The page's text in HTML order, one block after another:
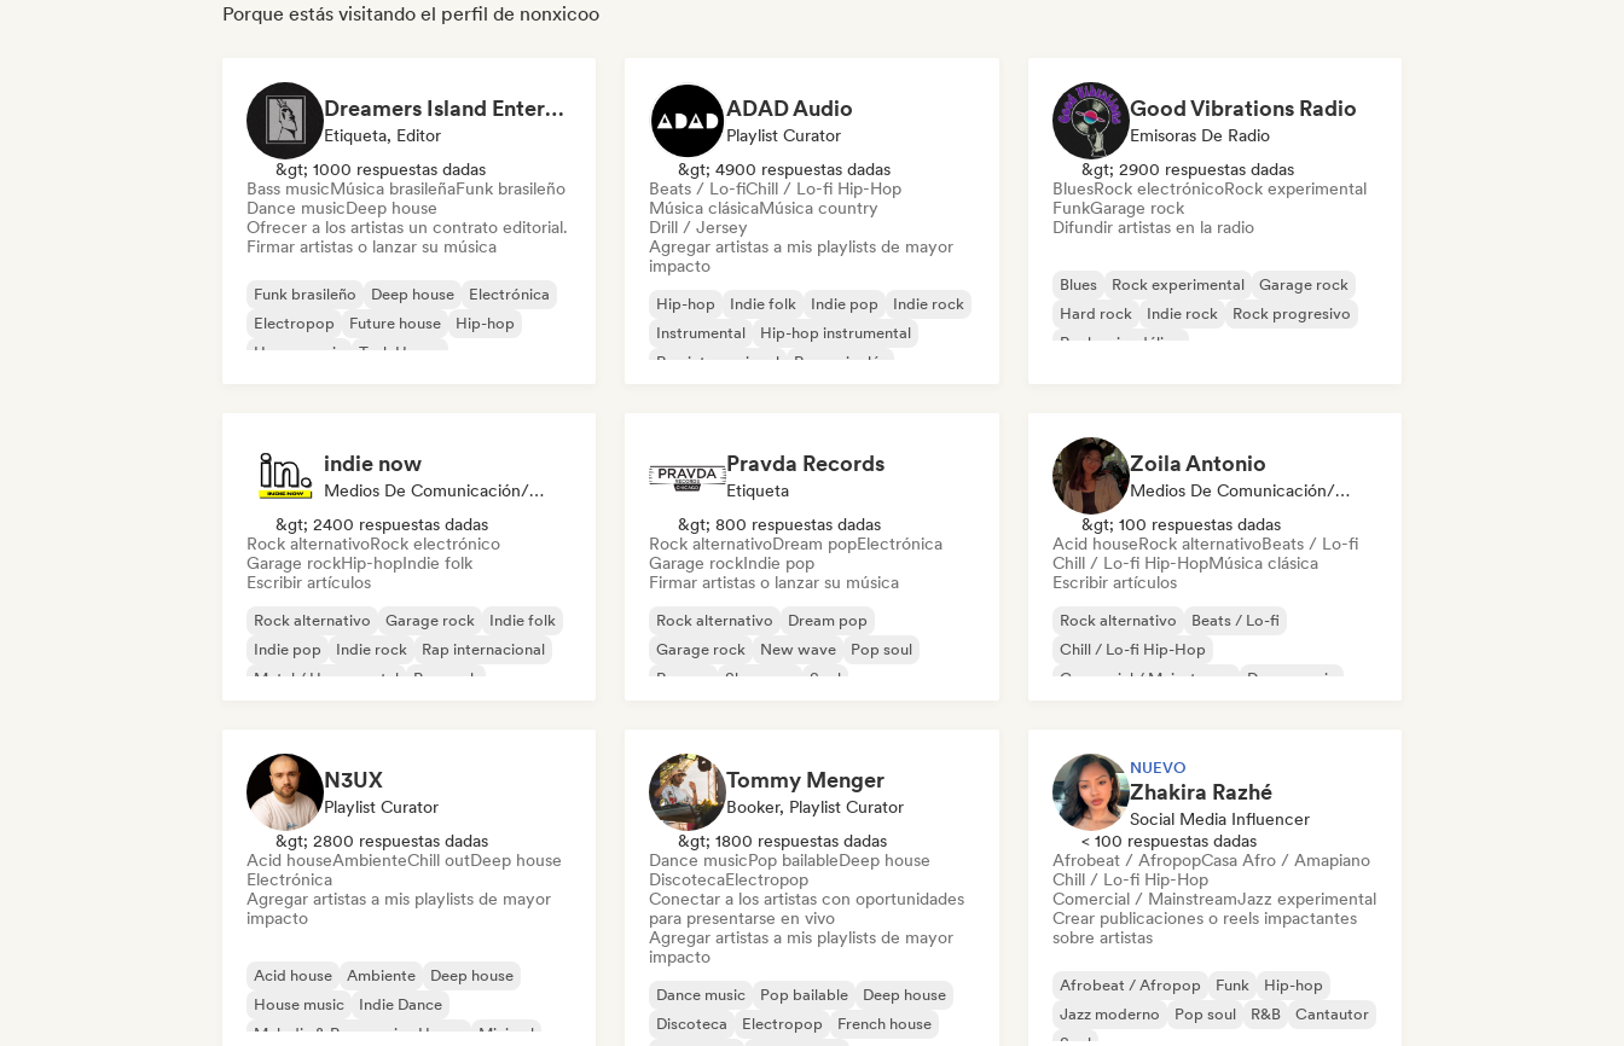
Porque estás visitando el perfil de nonxicoo
Dreamers Island Entertainment
Etiqueta, Editor
&gt; 1000 respuestas dadas
Bass musicMúsica brasileñaFunk brasileño
Dance musicDeep house
Ofrecer a los artistas un contrato editorial.
Firmar artistas o lanzar su música
Funk brasileño Deep house
Electrónica
Electropop
Future house
Hip-hop
House music
Tech House
ADAD Audio
Playlist Curator
&gt; 4900 respuestas dadas
Beats / Lo-fiChill / Lo-fi Hip-Hop
Música clásicaMúsica country
Drill / Jersey
Agregar artistas a mis playlists de mayor
impacto
Hip-hop Indie folk Indie pop
Indie rock
Instrumental
Hip-hop instrumental
Rap internacional
Rap en inglés
Good Vibrations Radio
Emisoras De Radio
&gt; 2900 respuestas dadas
BluesRock electrónicoRock experimental
FunkGarage rock
Difundir artistas en la radio
Blues Rock experimental
Garage rock
Hard rock
Indie rock
Rock progresivo
Rock psicodélico
indie now
Medios De Comunicación/Periodista
&gt; 2400 respuestas dadas
Rock alternativoRock electrónico
Garage rockHip-hopIndie folk
Escribir artículos
Rock alternativo Garage rock
Indie folk
Indie pop
Indie rock
Rap internacional
Metal / Heavy metal
Pop rock
Pravda Records
Etiqueta
&gt; 800 respuestas dadas
Rock alternativoDream popElectrónica
Garage rockIndie pop
Firmar artistas o lanzar su música
Rock alternativo
Dream pop
Garage rock
New wave
Pop soul
Reggae
Shoegaze Soul
Zoila Antonio
Medios De Comunicación/Periodista
&gt; 100 respuestas dadas
Acid houseRock alternativoBeats / Lo-fi
Chill / Lo-fi Hip-HopMúsica clásica
Escribir artículos
Rock alternativo
Beats / Lo-fi
Chill / Lo-fi Hip-Hop
Comercial / Mainstream
Dance music
N3UX
Playlist Curator
&gt; 2800 respuestas dadas
Acid houseAmbienteChill outDeep house
Electrónica
Agregar artistas a mis playlists de mayor
impacto
Acid house Ambiente
Deep house
House music
Indie Dance
Melodic & Progressive House
Minimal
Tommy Menger
Booker, Playlist Curator
&gt; 1800 respuestas dadas
Dance musicPop bailableDeep house
DiscotecaElectropop
Conectar a los artistas con oportunidades
para presentarse en vivo
Agregar artistas a mis playlists de mayor
impacto
Dance music Pop bailable
Deep house
Discoteca
Electropop
French house
NUEVO
Zhakira Razhé
Social Media Influencer
< 100 respuestas dadas
Afrobeat / AfropopCasa Afro / Amapiano
Chill / Lo-fi Hip-Hop
Comercial / MainstreamJazz experimental
Crear publicaciones o reels impactantes
sobre artistas
Afrobeat / Afropop Funk
Hip-hop
Jazz moderno
Pop soul R&B
Cantautor